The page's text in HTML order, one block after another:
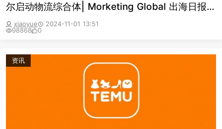
尔启动物流综合体| Morketing Global 出海日报
11.1xiaoyue
2024-11-01 13:51
98868
0
资讯